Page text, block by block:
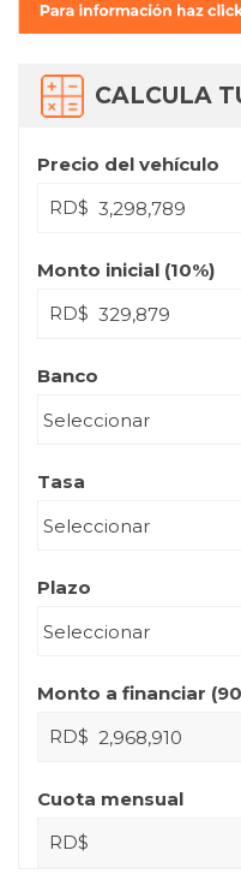
CALCULA
Precio del vehículo
RD$
Monto inicial (10%)
RD$
Banco
Tasa
Plazo
Monto a financiar (90
RD$
Cuota mensual
RD$